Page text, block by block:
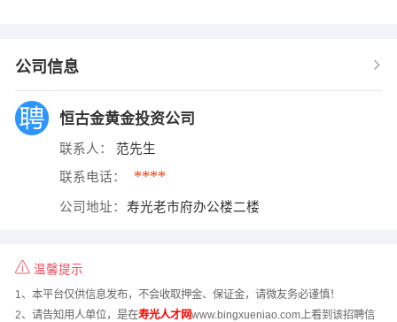
公司信息
恒古金黄金投资公司
联系人： 范先生
联系电话： ****
公司地址： 寿光老市府办公楼二楼
温馨提示
1、本平台仅供信息发布，不会收取押金、保证金，请微友务必谨慎！
2、请告知用人单位，是在寿光人才网www.bingxueniao.com上看到该招聘信